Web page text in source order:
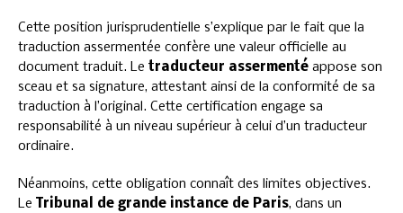
Cette position jurisprudentielle s’explique par le fait que la
traduction assermentée confère une valeur officielle au
document traduit. Le traducteur assermenté appose son
sceau et sa signature, attestant ainsi de la conformité de sa
traduction à l’original. Cette certification engage sa
responsabilité à un niveau supérieur à celui d’un traducteur
ordinaire.
Néanmoins, cette obligation connaît des limites objectives.
Le
Tribunal de grande instance de Paris, dans un